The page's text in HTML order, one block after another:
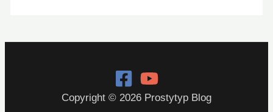
Copyright © 2026 Prostytyp Blog